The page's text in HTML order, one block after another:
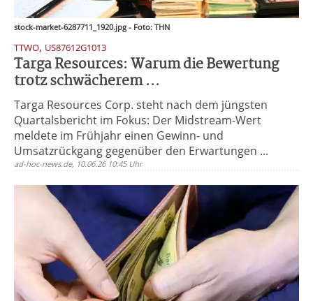
stock-market-6287711_1920.jpg - Foto: THN
TTWO, US87612G1013
Targa Resources: Warum die Bewertung
trotz schwächerem ...
Targa Resources Corp. steht nach dem jüngsten
Quartalsbericht im Fokus: Der Midstream-Wert
meldete im Frühjahr einen Gewinn- und
Umsatzrückgang gegenüber den Erwartungen ...
ad-hoc-news.de, 10.06.26 10:45 Uhr